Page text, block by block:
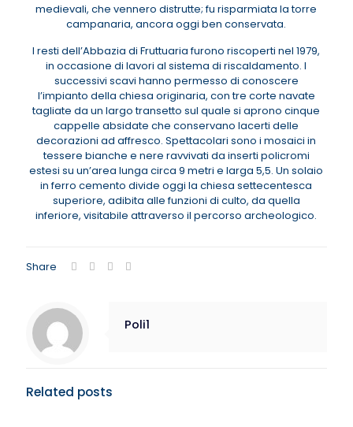
medievali, che vennero distrutte; fu risparmiata la torre
campanaria, ancora oggi ben conservata.
I resti dell’Abbazia di Fruttuaria furono riscoperti nel 1979,
in occasione di lavori al sistema di riscaldamento. I
successivi scavi hanno permesso di conoscere
l’impianto della chiesa originaria, con tre corte navate
tagliate da un largo transetto sul quale si aprono cinque
cappelle absidate che conservano lacerti delle
decorazioni ad affresco. Spettacolari sono i mosaici in
tessere bianche e nere ravvivati da inserti policromi
estesi su un’area lunga circa 9 metri e larga 5,5. Un solaio
in ferro cemento divide oggi la chiesa settecentesca
superiore, adibita alle funzioni di culto, da quella
inferiore, visitabile attraverso il percorso archeologico.
Share
Poli1
Related posts